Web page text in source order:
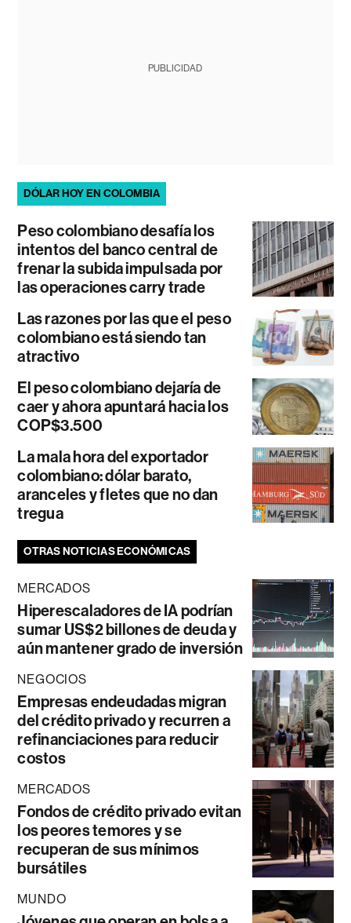
PUBLICIDAD
DÓLAR HOY EN COLOMBIA
Peso colombiano desafía los
intentos del banco central de
frenar la subida impulsada por
las operaciones carry trade
Las razones por las que el peso
colombiano está siendo tan
atractivo
El peso colombiano dejaría de
caer y ahora apuntará hacia los
COP$3.500
La mala hora del exportador
colombiano: dólar barato,
aranceles y fletes que no dan
tregua
OTRAS NOTICIAS ECONÓMICAS
MERCADOS
Hiperescaladores de IA podrían
sumar US$2 billones de deuda y
aún mantener grado de inversión
NEGOCIOS
Empresas endeudadas migran
del crédito privado y recurren a
refinanciaciones para reducir
costos
MERCADOS
Fondos de crédito privado evitan
los peores temores y se
recuperan de sus mínimos
bursátiles
MUNDO